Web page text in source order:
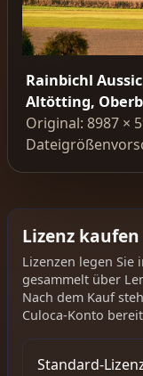
Rainbichl
Altötting,
Original: 8987 ×
Lizenz kaufen
Lizenzen legen Sie
gesammelt über
Nach dem Kauf
Culoca-Konto
Standard-